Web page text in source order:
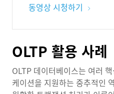
동영상 시청하기
OLTP 활용 사례
OLTP 데이터베이스는 여러
케이션을 지원하는 중추적인